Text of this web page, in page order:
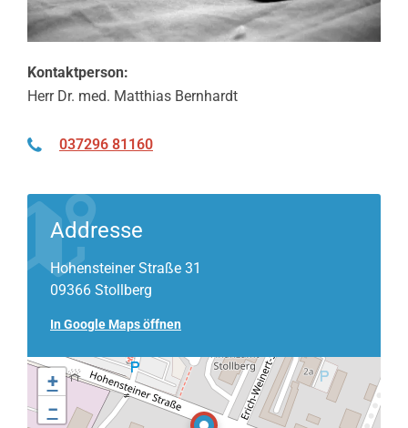
Kontaktperson:
Herr Dr. med. Matthias Bernhardt
037296 81160
Addresse
Hohensteiner Straße 31
09366 Stollberg
In Google Maps öffnen
+
−